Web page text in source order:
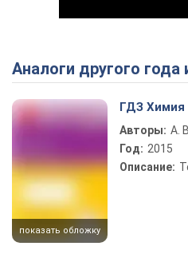
Аналоги другого года
показать обложку
ГДЗ Химия
Авторы: А.
Год: 2015
Описание: